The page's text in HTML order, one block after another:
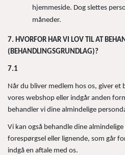
hjemmeside. Dog slettes
måneder.
7. HVORFOR HAR VI LOV TIL AT
(BEHANDLINGSGRUNDLAG)?
7.1
Når du bliver medlem hos os, giver et
vores webshop eller indgår anden
behandler vi dine almindelige
Vi kan også behandle dine
forespørgsel eller lignende, som går
indgå en aftale med os.